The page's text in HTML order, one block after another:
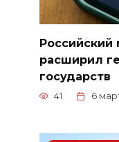
расширил
государств
41 6